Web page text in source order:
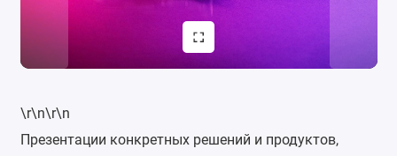
\r\n\r\n
Презентации конкретных решений и продуктов,